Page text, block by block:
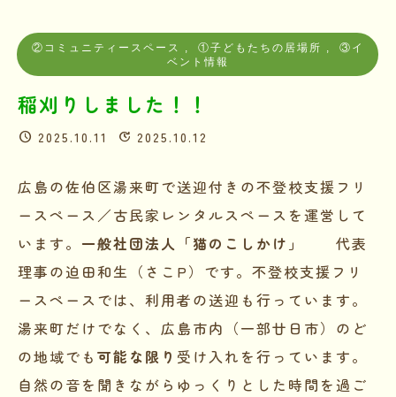
②コミュニティースペース ①子どもたちの居場所
③イ
ベント情報
稲刈りしました！！
2025.10.11 2025.10.12
広島の佐伯区湯来町で送迎付きの不登校支援フリ
ースペース／古民家レンタルスペースを運営して
います。 一般社団法人「猫のこしかけ」
代表
理事の迫田和生（さこP）です。不登校支援フリ
ースペースでは、利用者の送迎も行っています。
湯来町だけでなく、広島市内（一部廿日市）のど
の地域でも 可能な限り 受け入れを行っています。
自然の音を聞きながらゆっくりとした時間を過ご